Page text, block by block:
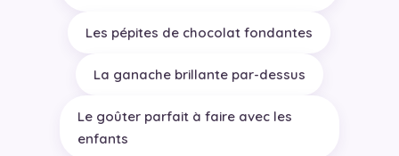
Les pépites de chocolat fondantes
La ganache brillante par-dessus
Le goûter parfait à faire avec les
enfants